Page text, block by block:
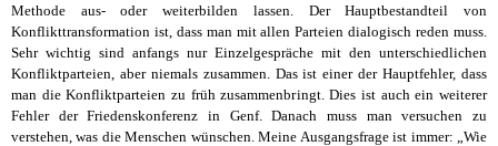
Methode aus- oder weiterbilden lassen. Der Hauptbestandteil von
Konflikttransformation ist, dass man mit allen Parteien dialogisch reden muss.
Sehr wichtig sind anfangs nur Einzelgespräche mit den unterschiedlichen
Konfliktparteien, aber niemals zusammen. Das ist einer der Hauptfehler, dass
man die Konfliktparteien zu früh zusammenbringt. Dies ist auch ein weiterer
Fehler der Friedenskonferenz in Genf. Danach muss man versuchen zu
verstehen, was die Menschen wünschen. Meine Ausgangsfrage ist immer: „Wie